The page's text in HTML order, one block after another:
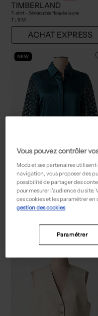
TIMBERLAND
T-shirt - Sérigraphie floquée jaune
T : 9 M
ACHAT EXPRESS
NEW
77,50€Prix boutique :
155,00€ -50%
GERRY WEBER
Chemisier - Coupe fluide bleu
ACHAT EXPRESS
Vous pouvez contrôler
Modz et ses partenaires
navigation, vous proposer des
possibilité de partager des
pour mesurer l’audience du site.
ces cookies et les paramétrer en
gestion des cookies
Paramétrer